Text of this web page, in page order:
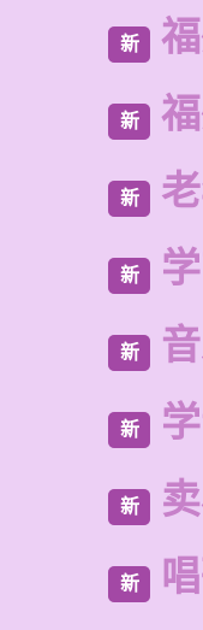
新
新
新
新
新
新
新
新